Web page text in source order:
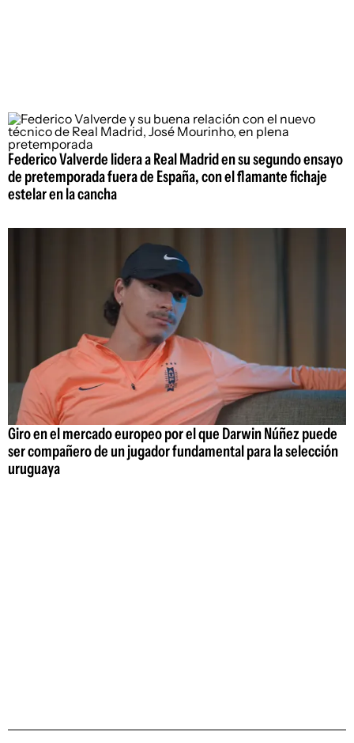
Federico Valverde lidera a Real Madrid en su segundo ensayo
de pretemporada fuera de España, con el flamante fichaje
estelar en la cancha
Giro en el mercado europeo por el que Darwin Núñez puede
ser compañero de un jugador fundamental para la selección
uruguaya